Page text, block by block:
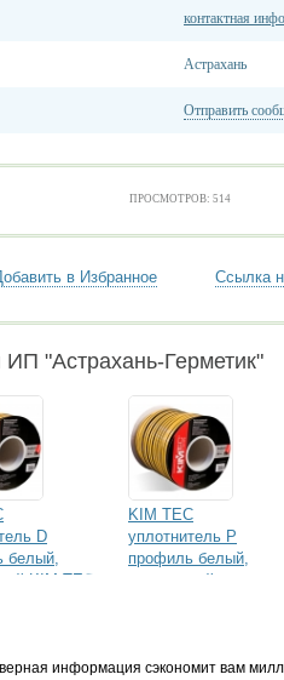
контактная
Астрахань
Отправить
ПРОСМОТРОВ: 514
в Избранное Ссылка
"Астрахань-Герметик"
D
белый,
KIM TEC
KIM TEC
уплотнитель Р
профиль белый,
коричневый
информация сэкономит вам